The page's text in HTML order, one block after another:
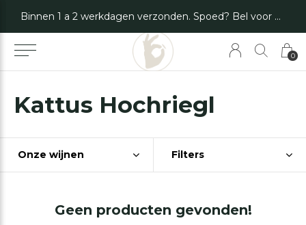
0
Binnen 1 a 2 werkdagen verzonden. Spoed? Bel voor de mogelijkheden.
Kattus Hochriegl
Onze wijnen Filters
Geen producten gevonden!